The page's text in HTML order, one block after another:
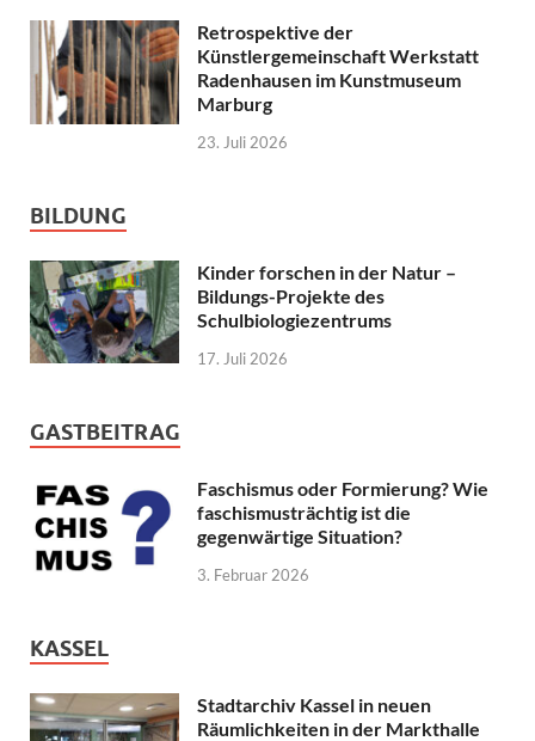
Retrospektive der
Künstlergemeinschaft Werkstatt
Radenhausen im Kunstmuseum
Marburg
23. Juli 2026
BILDUNG
Kinder forschen in der Natur –
Bildungs-Projekte des
Schulbiologiezentrums
17. Juli 2026
GASTBEITRAG
Faschismus oder Formierung? Wie
faschismusträchtig ist die
gegenwärtige Situation?
3. Februar 2026
KASSEL
Stadtarchiv Kassel in neuen
Räumlichkeiten in der Markthalle